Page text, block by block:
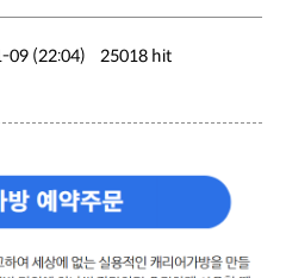
09 (22:04)
25018 hit